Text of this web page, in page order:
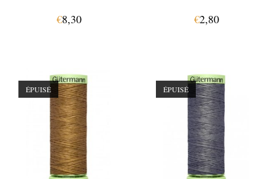
€8,30 €2,80
ÉPUISÉ ÉPUISÉ